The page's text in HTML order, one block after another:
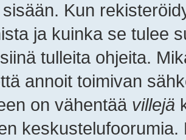
Kun
ja kuinka se tulee
tulleita ohjeita.
annoit toimivan
on vähentää villejä